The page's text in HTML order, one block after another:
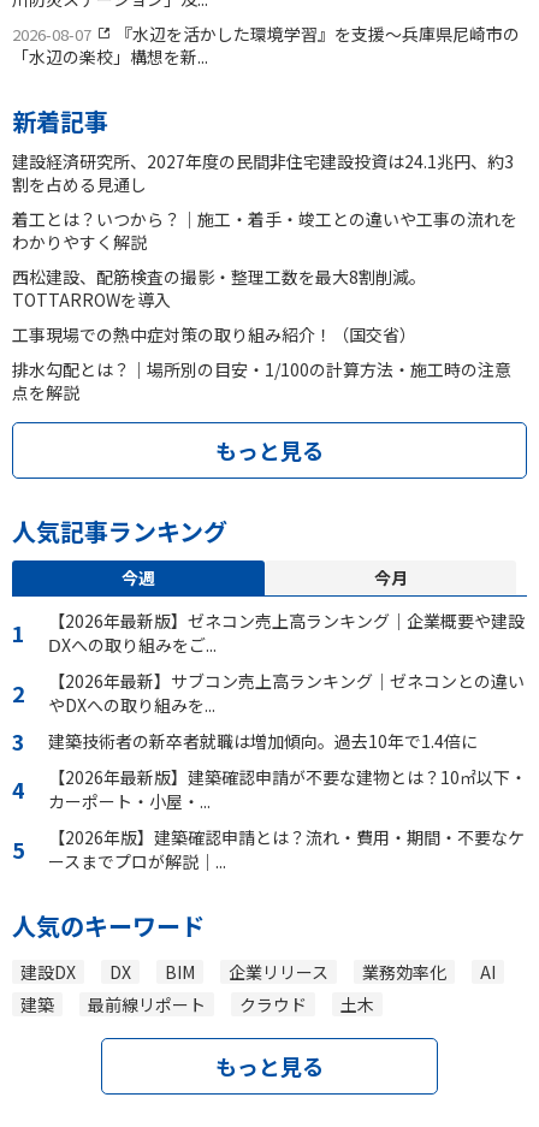
2026-08-07
『水辺を活かした環境学習』を支援〜兵庫県尼崎市の
「水辺の楽校」構想を新...
新着記事
建設経済研究所、2027年度の民間非住宅建設投資は24.1兆円、約3
割を占める見通し
着工とは？いつから？｜施工・着手・竣工との違いや工事の流れを
わかりやすく解説
西松建設、配筋検査の撮影・整理工数を最大8割削減。
TOTTARROWを導入
工事現場での熱中症対策の取り組み紹介！（国交省）
排水勾配とは？｜場所別の目安・1/100の計算方法・施工時の注意
点を解説
もっと見る
人気記事ランキング
今週
今月
【2026年最新版】ゼネコン売上高ランキング｜企業概要や建設
ⅮXへの取り組みをご...
【2026年最新】サブコン売上高ランキング｜ゼネコンとの違い
やDXへの取り組みを...
建築技術者の新卒者就職は増加傾向。過去10年で1.4倍に
【2026年最新版】建築確認申請が不要な建物とは？10㎡以下・
カーポート・小屋・...
【2026年版】建築確認申請とは？流れ・費用・期間・不要なケ
ースまでプロが解説｜...
人気のキーワード
建設DX DX BIM 企業リリース 業務効率化
AI
建築
最前線リポート クラウド 土木
もっと見る